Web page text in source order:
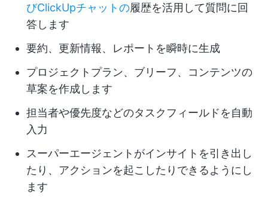
びClickUpチャットの履歴を活用して質問に回
答します
要約、更新情報、レポートを瞬時に生成
プロジェクトプラン、ブリーフ、コンテンツの
草案を作成します
担当者や優先度などのタスクフィールドを自動
入力
スーパーエージェントがインサイトを引き出し
たり、アクションを起こしたりできるようにし
ます